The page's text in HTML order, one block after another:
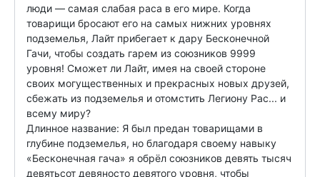
люди — самая слабая раса в его мире. Когда
товарищи бросают его на самых нижних уровнях
подземелья, Лайт прибегает к дару Бесконечной
Гачи, чтобы создать гарем из союзников 9999
уровня! Сможет ли Лайт, имея на своей стороне
своих могущественных и прекрасных новых друзей,
сбежать из подземелья и отомстить Легиону Рас... и
всему миру?
Длинное название: Я был предан товарищами в
глубине подземелья, но благодаря своему навыку
«Бесконечная гача» я обрёл союзников девять тысяч
девятьсот девяносто девятого уровня, чтобы